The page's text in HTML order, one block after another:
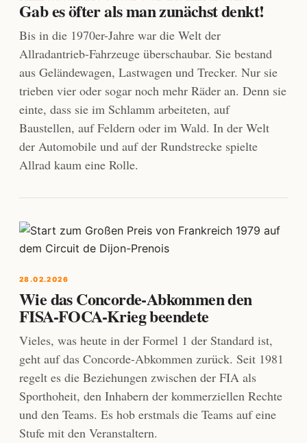
Gab es öfter als man zunächst denkt!
Bis in die 1970er-Jahre war die Welt der
Allradantrieb-Fahrzeuge überschaubar. Sie bestand
aus Geländewagen, Lastwagen und Trecker. Nur sie
trieben vier oder sogar noch mehr Räder an. Denn sie
einte, dass sie im Schlamm arbeiteten, auf
Baustellen, auf Feldern oder im Wald. In der Welt
der Automobile und auf der Rundstrecke spielte
Allrad kaum eine Rolle.
28.02.2026
Wie das Concorde-Abkommen den
FISA-FOCA-Krieg beendete
Vieles, was heute in der Formel 1 der Standard ist,
geht auf das Concorde-Abkommen zurück. Seit 1981
regelt es die Beziehungen zwischen der FIA als
Sporthoheit, den Inhabern der kommerziellen Rechte
und den Teams. Es hob erstmals die Teams auf eine
Stufe mit den Veranstaltern.